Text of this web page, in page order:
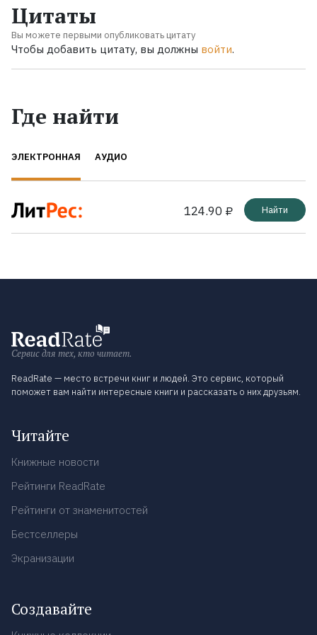
Цитаты
Вы можете первыми опубликовать цитату
Чтобы добавить цитату, вы должны войти.
Где найти
ЭЛЕКТРОННАЯ АУДИО
124.90 ₽ Найти
Сервис для тех, кто читает.
ReadRate — место встречи книг и людей. Это сервис, который
поможет вам найти интересные книги и рассказать о них друзьям.
Читайте
Книжные новости
Рейтинги ReadRate
Рейтинги от знаменитостей
Бестселлеры
Экранизации
Создавайте